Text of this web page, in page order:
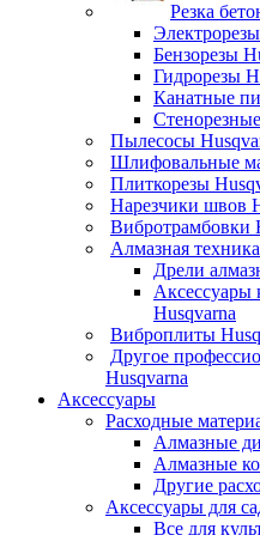
Резка
Бензорезы
Гидрорезы
Канатные
Пылесосы
Шлифовальные
Плиткорезы
Нарезчики швов
Вибротрамбовки
Алмазная
Дрели
Аксессуары
Husqvarna
Виброплиты
Другое
Husqvarna
Аксессуары
Расходные
Алмазные
Алмазные
Другие
Аксессуары для
Все для